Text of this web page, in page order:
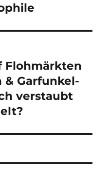
Flohmärkten
Garfunkel-
verstaubt